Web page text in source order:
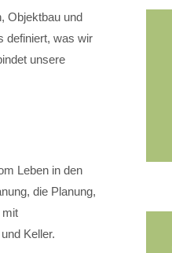
Objektbau und
definiert, was wir
unsere
Leben in den
die Planung,
mit
Keller.